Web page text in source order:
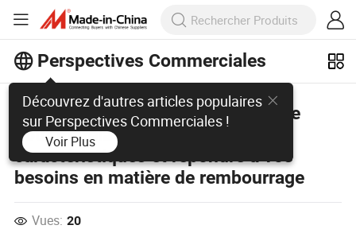
Perspectives Commerciales
Découvrez d'autres articles populaires
sur Perspectives Commerciales !
Voir Plus
Qu'est-ce qu'une machine à coudre
pour matelas ? Comprendre ses
caractéristiques et répondre à vos
besoins en matière de rembourrage
Vues: 20